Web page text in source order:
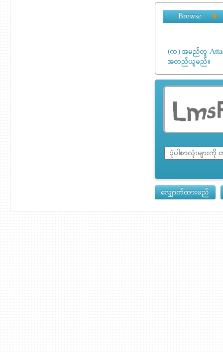
Browse
(က) အမည်တူ
အတည်ယူမည်။